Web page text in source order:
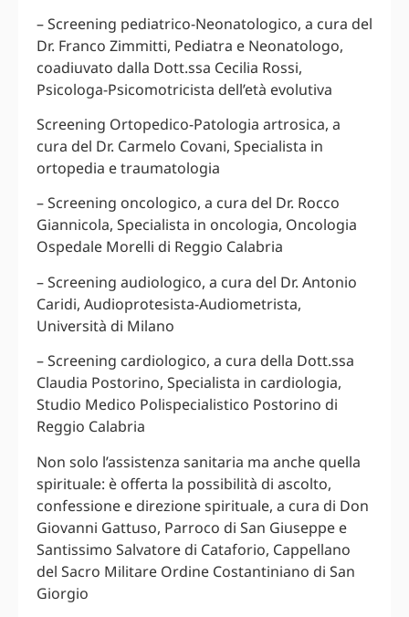
– Screening pediatrico-Neonatologico, a cura del
Dr. Franco Zimmitti, Pediatra e Neonatologo,
coadiuvato dalla Dott.ssa Cecilia Rossi,
Psicologa-Psicomotricista dell’età evolutiva
Screening Ortopedico-Patologia artrosica, a
cura del Dr. Carmelo Covani, Specialista in
ortopedia e traumatologia
– Screening oncologico, a cura del Dr. Rocco
Giannicola, Specialista in oncologia, Oncologia
Ospedale Morelli di Reggio Calabria
– Screening audiologico, a cura del Dr. Antonio
Caridi, Audioprotesista-Audiometrista,
Università di Milano
– Screening cardiologico, a cura della Dott.ssa
Claudia Postorino, Specialista in cardiologia,
Studio Medico Polispecialistico Postorino di
Reggio Calabria
Non solo l’assistenza sanitaria ma anche quella
spirituale: è offerta la possibilità di ascolto,
confessione e direzione spirituale, a cura di Don
Giovanni Gattuso, Parroco di San Giuseppe e
Santissimo Salvatore di Cataforio, Cappellano
del Sacro Militare Ordine Costantiniano di San
Giorgio